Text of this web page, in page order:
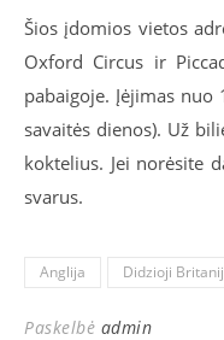
Šios įdomios vietos
Oxford Circus ir
pabaigoje. Įėjimas
savaitės dienos). Už
koktelius. Jei norėsite
svarus.
Anglija Didzioji
Paskelbė admin